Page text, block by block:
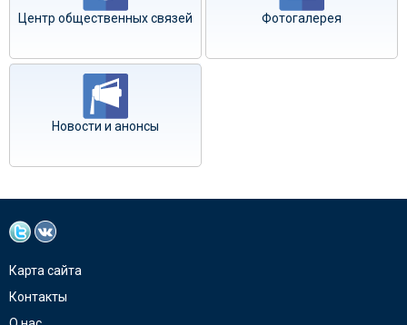
Центр общественных связей Фотогалерея
Новости и анонсы
Карта сайта
Контакты